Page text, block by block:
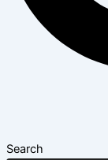
Search